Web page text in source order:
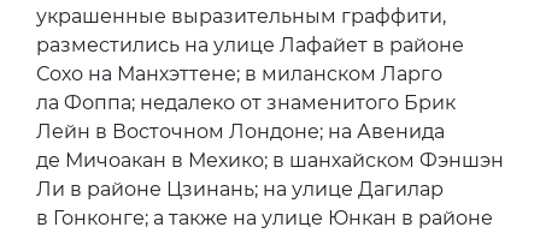
украшенные выразительным граффити,
разместились на улице Лафайет в районе
Сохо на Манхэттене; в миланском Ларго
ла Фоппа; недалеко от знаменитого Брик
Лейн в Восточном Лондоне; на Авенида
де Мичоакан в Мехико; в шанхайском Фэншэн
Ли в районе Цзинань; на улице Дагилар
в Гонконге; а также на улице Юнкан в районе